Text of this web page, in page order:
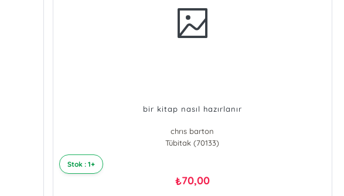
bir kitap nasıl hazırlanır
chrıs barton
Tübitak (70133)
Stok : 1+
₺70,00